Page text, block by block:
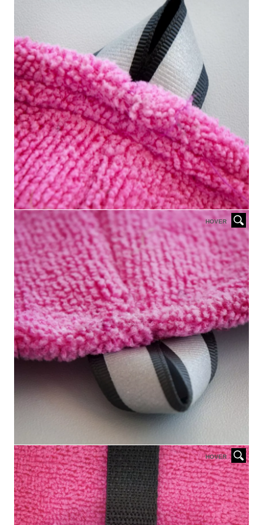
HOVER
HOVER